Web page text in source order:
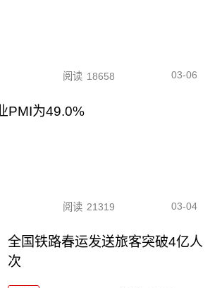
阅读 18658 03-06
PMI为49.0%
阅读 21319 03-04
全国铁路春运发送旅客突破4亿人
次